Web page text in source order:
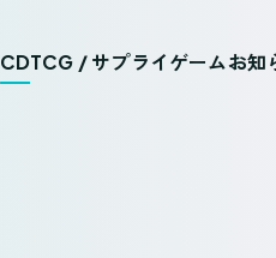
CDTCG / サプライゲームお知